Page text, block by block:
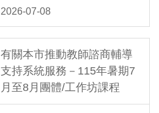
2026-07-08
有關本市推動教師諮商輔導
支持系統服務－115年暑期7
月至8月團體/工作坊課程